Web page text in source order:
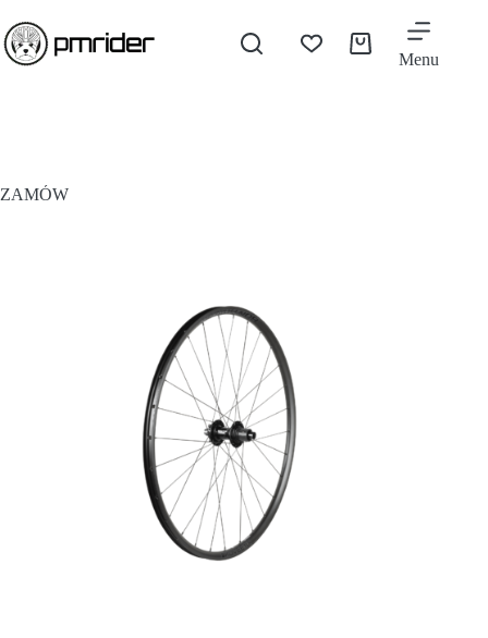
Menu
ZAMÓW